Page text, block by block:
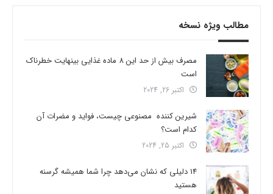
مطالب ویژه نسخه
مصرف بیش از حد این 8 ماده غذایی بینهایت خطرناک
است
اکتبر 26, 2024
شیرین کننده مصنوعی چیست، فواید و مضرات آن
کدام است؟
اکتبر 25, 2024
14 دلیلی که نشان می‌دهد چرا شما همیشه گرسنه
هستید